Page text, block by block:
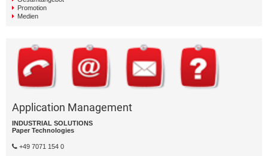
Promotion
Medien
Application Management
INDUSTRIAL SOLUTIONS
Paper Technologies
+49 7071 154 0